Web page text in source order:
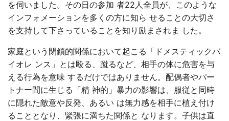
を伺いました。その日の参加 者22人全員が、このような
インフォメーションを多くの方に知ら せることの大切さ
を支持して下さっていることを知り励まされま した。
家庭という閉鎖的関係において起こる「ドメスティックバ
イオレ ンス」とは殴る、蹴るなど、相手の体に危害を与
える行為を意味 するだけではありません。配偶者やパー
トナー間に生じる「精 神的」暴力の影響は、服従と同時
に隠れた敵意や反発、あるい は無力感を相手に植え付け
ることとなり、緊張に満ちた関係と なります。子供は直